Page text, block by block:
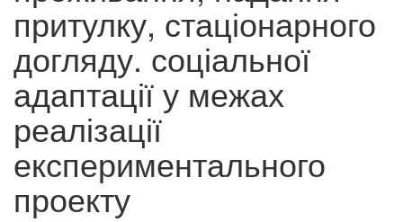
притулку, стаціонарного
догляду. соціальної
адаптації у межах
реалізації
експериментального
проекту